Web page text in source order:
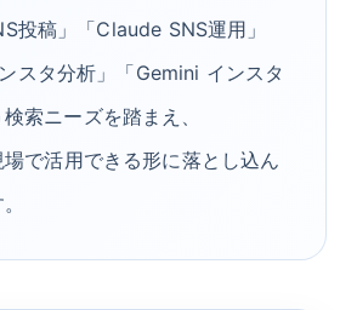
投稿」「Claude SNS運用」
スタ分析」「Gemini インスタ
索ニーズを踏まえ、
で活用できる形に落とし込ん